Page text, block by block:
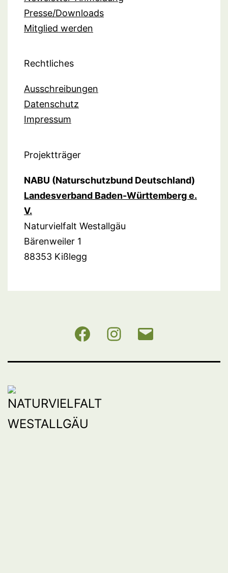
Presse/Downloads
Mitglied werden
Rechtliches
Ausschreibungen
Datenschutz
Impressum
Projektträger
NABU (Naturschutzbund Deutschland)
Landesverband Baden-Württemberg e.
V.
Naturvielfalt Westallgäu
Bärenweiler 1
88353 Kißlegg
NABU Instagram